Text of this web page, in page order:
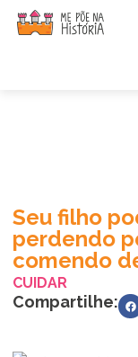
Seu filho
perdendo
comendo
CUIDAR
Compartilhe: